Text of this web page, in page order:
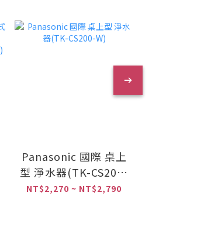
Panasonic 國際 桌上
型 淨水器(TK-CS200-
W)
NT$2,270 ~ NT$2,790